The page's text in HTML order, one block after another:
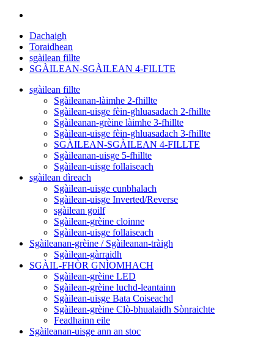
Dachaigh
Toraidhean
sgàilean fillte
SGÀILEAN-SGÀILEAN 4-FILLTE
sgàilean fillte
Sgàileanan-làimhe 2-fhillte
Sgàilean-uisge fèin-ghluasadach 2-fhillte
Sgàileanan-grèine làimhe 3-fhillte
Sgàilean-uisge fèin-ghluasadach 3-fhillte
SGÀILEAN-SGÀILEAN 4-FILLTE
Sgàileanan-uisge 5-fhillte
Sgàilean-uisge follaiseach
sgàilean dìreach
Sgàilean-uisge cunbhalach
Sgàilean-uisge Inverted/Reverse
sgàilean goilf
Sgàilean-grèine cloinne
Sgàilean-uisge follaiseach
Sgàileanan-grèine / Sgàileanan-tràigh
Sgàilean-gàrraidh
SGÀIL-FHÒR GNÌOMHACH
Sgàilean-grèine LED
Sgàilean-grèine luchd-leantainn
Sgàilean-uisge Bata Coiseachd
Sgàilean-grèine Clò-bhualaidh Sònraichte
Feadhainn eile
Sgàileanan-uisge ann an stoc